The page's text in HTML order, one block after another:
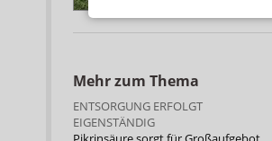
Mehr zum Thema
ENTSORGUNG ERFOLGT
EIGENSTÄNDIG